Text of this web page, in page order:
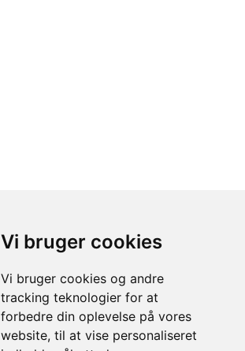
Vi bruger cookies
Vi bruger cookies og andre
tracking teknologier for at
forbedre din oplevelse på vores
website, til at vise personaliseret